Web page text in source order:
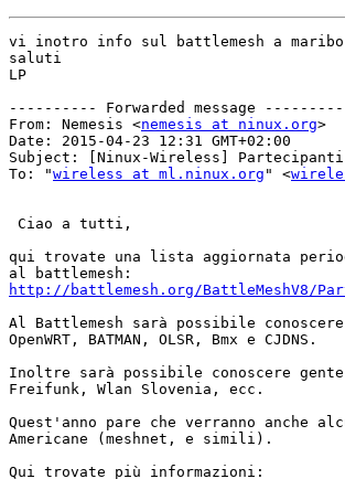
vi inotro info sul battlemesh a
saluti
LP
---------- Forwarded message
From: Nemesis <nemesis at ninux.org>
Date: 2015-04-23 12:31 GMT+02:00
Subject: [Ninux-Wireless]
To: "wireless at ml.ninux.org " <
Ciao a tutti,
qui trovate una lista aggiornata
http://battlemesh.org/BattleMeshV8/
Al Battlemesh sarà possibile
OpenWRT, BATMAN, OLSR, Bmx e CJDNS.
Inoltre sarà possibile conoscere
Freifunk, Wlan Slovenia, ecc.
Quest'anno pare che verranno anche
Americane (meshnet, e simili).